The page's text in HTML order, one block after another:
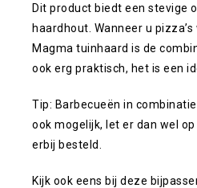
Dit product biedt een stevige
haardhout. Wanneer u
Magma tuinhaard is de
ook erg praktisch, het is een
Tip: Barbecueën in
ook mogelijk, let er dan wel
erbij besteld.
Kijk ook eens bij deze